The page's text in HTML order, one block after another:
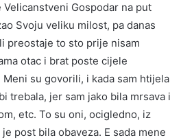
Gospodar na put
Svoju veliku milost, pa danas
preostaje to sto prije nisam
otac i brat poste cijele
Meni su govorili, i kada sam htijela
trebala, jer sam jako bila mrsava i
etc. To su oni, ocigledno, iz
post bila obaveza. E sada mene